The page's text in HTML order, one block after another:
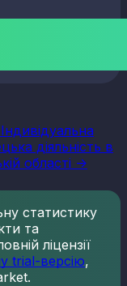
діяльність в
області ->
статистику
та
ліцензії
trial-версію,